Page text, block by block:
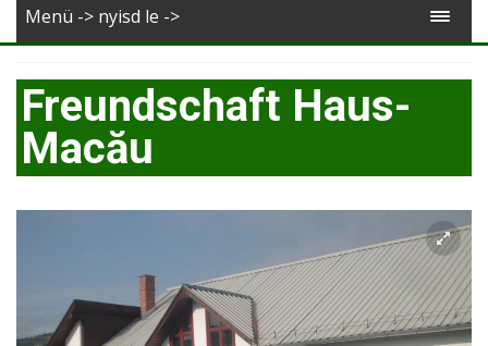
English
Romana
Menü -> nyisd le ->
Freundschaft Haus-
Macău